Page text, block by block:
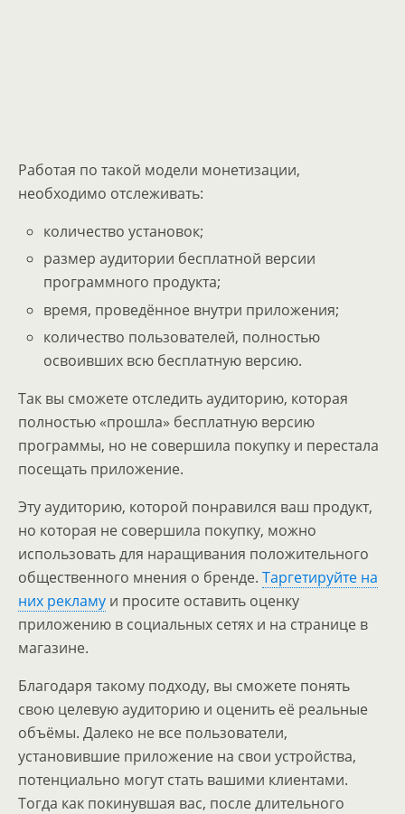
Работая по такой модели монетизации,
необходимо отслеживать:
количество установок;
размер аудитории бесплатной версии
программного продукта;
время, проведённое внутри приложения;
количество пользователей, полностью
освоивших всю бесплатную версию.
Так вы сможете отследить аудиторию, которая
полностью «прошла» бесплатную версию
программы, но не совершила покупку и перестала
посещать приложение.
Эту аудиторию, которой понравился ваш продукт,
но которая не совершила покупку, можно
использовать для наращивания положительного
общественного мнения о бренде. Таргетируйте на
них рекламу и просите оставить оценку
приложению в социальных сетях и на странице в
магазине.
Благодаря такому подходу, вы сможете понять
свою целевую аудиторию и оценить её реальные
объёмы. Далеко не все пользователи,
установившие приложение на свои устройства,
потенциально могут стать вашими клиентами.
Тогда как покинувшая вас, после длительного